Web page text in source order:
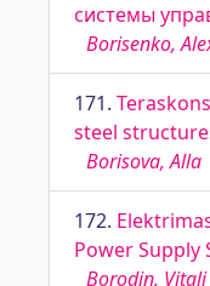
системы
Borisenko,
171.
steel
Borisova, Alla
172.
Power Supply
Borodin, Vitali